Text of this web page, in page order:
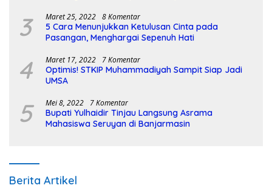
3 Maret 25, 2022 8 Komentar
5 Cara Menunjukkan Ketulusan Cinta pada
Pasangan, Menghargai Sepenuh Hati
4 Maret 17, 2022 7 Komentar
Optimis! STKIP Muhammadiyah Sampit Siap Jadi
UMSA
5 Mei 8, 2022 7 Komentar
Bupati Yulhaidir Tinjau Langsung Asrama
Mahasiswa Seruyan di Banjarmasin
Berita Artikel